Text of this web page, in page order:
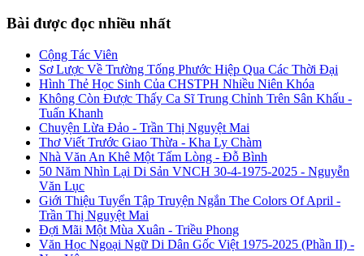
Bài được đọc nhiều nhất
Cộng Tác Viên
Sơ Lược Về Trường Tống Phước Hiệp Qua Các Thời Đại
Hình Thẻ Học Sinh Của CHSTPH Nhiều Niên Khóa
Không Còn Được Thấy Ca Sĩ Trung Chỉnh Trên Sân Khấu -
Tuấn Khanh
Chuyện Lừa Đảo - Trần Thị Nguyệt Mai
Thơ Viết Trước Giao Thừa - Kha Ly Chàm
Nhà Văn An Khê Một Tấm Lòng - Đỗ Bình
50 Năm Nhìn Lại Di Sản VNCH 30-4-1975-2025 - Nguyễn
Văn Lục
Giới Thiệu Tuyển Tập Truyện Ngắn The Colors Of April -
Trần Thị Nguyệt Mai
Đợi Mãi Một Mùa Xuân - Triều Phong
Văn Học Ngoại Ngữ Di Dân Gốc Việt 1975-2025 (Phần II) -